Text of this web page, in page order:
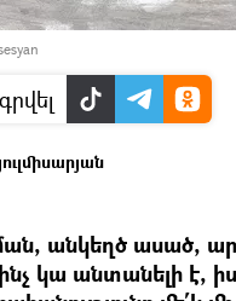
անկեղծ ասած,
ինչ կա անտանելի է,